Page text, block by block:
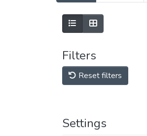
Filters
Reset filters
Settings